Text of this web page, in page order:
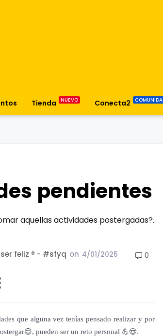
Tienda Conecta2
pendientes
aquellas actividades postergadas?.
feliz ® - #sfyq on 4/01/2025 0
que alguna vez tenías pensado realizar y por
pueden ser un reto personal 💪😍.